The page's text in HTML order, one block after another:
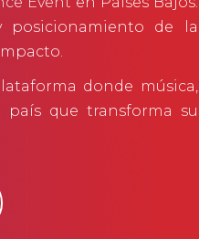
posicionamiento de la
donde música,
que transforma su